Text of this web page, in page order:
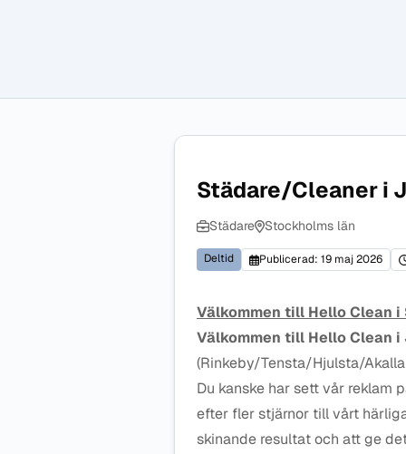
Städare/Cleaner i
Städare Stockholms län
Deltid Publicerad: 19 maj 2026
Välkommen till Hello Clean
Välkommen till Hello Clean i
(Rinkeby/Tensta/Hjulsta/
Du kanske har sett vår reklam
efter fler stjärnor till vårt
skinande resultat och att ge